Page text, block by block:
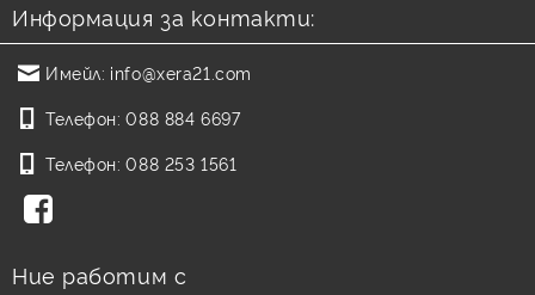
Информация за контакти:
Имейл: info@xera21.com
Телефон: 088 884 6697
Телефон: 088 253 1561
Ние работим с